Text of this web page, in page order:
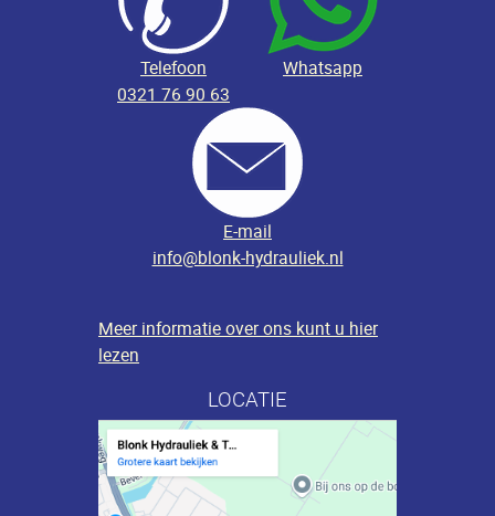
Telefoon
Whatsapp
0321 76 90 63
E-mail
info@blonk-hydrauliek.nl
Meer informatie over ons kunt u hier
lezen
LOCATIE